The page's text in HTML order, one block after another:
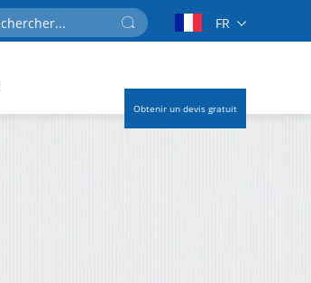
FR
Obtenir un devis gratuit